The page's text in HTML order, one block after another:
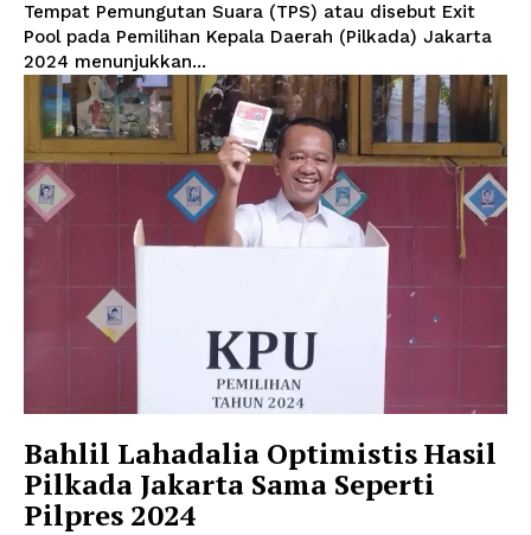
Tempat Pemungutan Suara (TPS) atau disebut Exit
Pool pada Pemilihan Kepala Daerah (Pilkada) Jakarta
2024 menunjukkan...
Bahlil Lahadalia Optimistis Hasil
Pilkada Jakarta Sama Seperti
Pilpres 2024